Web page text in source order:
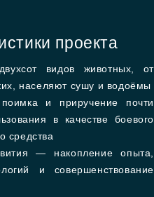
проекта
видов животных, от
населяют сушу и водоёмы
и приручение почти
в качестве боевого
средства
— накопление опыта,
и совершенствование